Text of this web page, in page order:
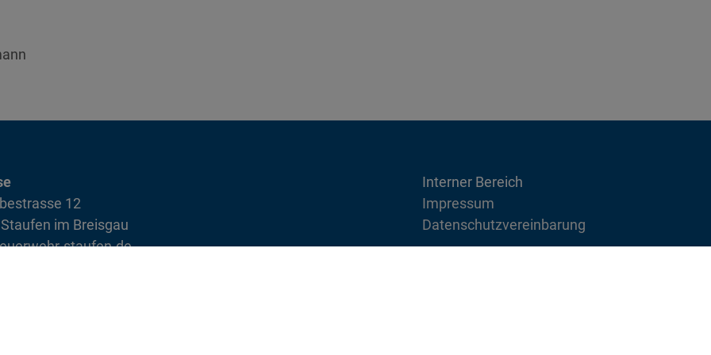
12
im Breisgau
staufen.de
Interner Bereich
Impressum
Datenschutzvereinbarung